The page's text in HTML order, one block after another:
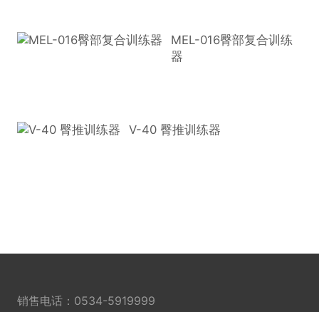
MEL-016臀部复合训练
器
V-40 臀推训练器
销售电话： 0534-5919999